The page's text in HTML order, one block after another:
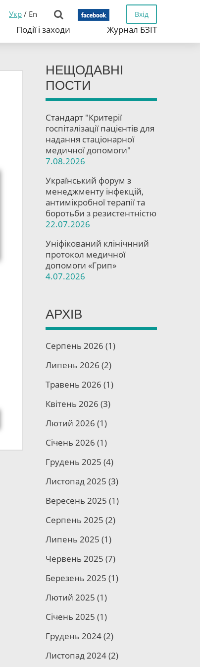
Укр / En Вхід
Події і заходи Журнал БЗІТ
НЕЩОДАВНІ
ПОСТИ
Стандарт "Критерії
госпіталізації пацієнтів для
надання стаціонарної
медичної допомоги"
7.08.2026
Український форум з
менеджменту інфекцій,
антимікробної терапії та
боротьби з резистентністю
22.07.2026
Уніфікований клінічнний
протокол медичної
допомоги «Грип»
4.07.2026
АРХІВ
Серпень 2026 (1)
Липень 2026 (2)
Травень 2026 (1)
Квітень 2026 (3)
Лютий 2026 (1)
Січень 2026 (1)
Грудень 2025 (4)
Листопад 2025 (3)
Вересень 2025 (1)
Серпень 2025 (2)
Липень 2025 (1)
Червень 2025 (7)
Березень 2025 (1)
Лютий 2025 (1)
Січень 2025 (1)
Грудень 2024(2)
Листопад 2024(2)